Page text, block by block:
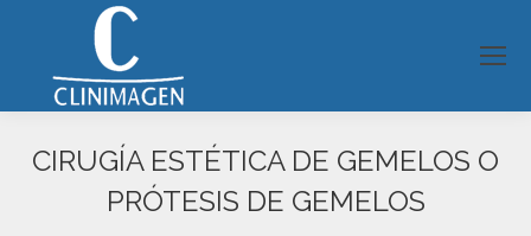
CIRUGÍA ESTÉTICA DE GEMELOS O
PRÓTESIS DE GEMELOS